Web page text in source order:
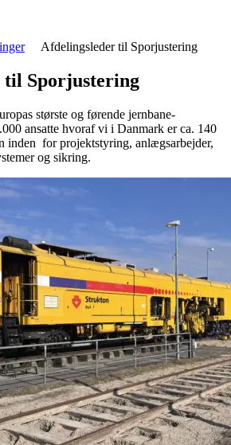
Afdelingsleder til Sporjustering
til Sporjustering
største og førende jernbane-
ansatte hvoraf vi i Danmark er ca. 140
inden for projektstyring, anlægsarbejder,
og sikring.